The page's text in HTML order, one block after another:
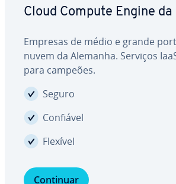
Cloud Compute Engine da
Empresas de médio e grande
nuvem da Alemanha. Serviços
para campeões.
Seguro
Confiável
Flexível
Continuar